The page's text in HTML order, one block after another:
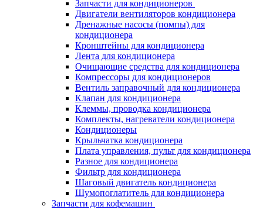
Запчасти для кондиционеров
Двигатели вентиляторов кондиционера
Дренажные насосы (помпы) для
кондиционера
Кронштейны для кондиционера
Лента для кондиционера
Очищающие средства для кондиционера
Компрессоры для кондиционеров
Вентиль заправочный для кондиционера
Клапан для кондиционера
Клеммы, проводка кондиционера
Комплекты, нагреватели кондиционера
Кондиционеры
Крыльчатка кондиционера
Плата управления, пульт для кондиционера
Разное для кондиционера
Фильтр для кондиционера
Шаговый двигатель кондиционера
Шумопоглатитель для кондиционера
Запчасти для кофемашин